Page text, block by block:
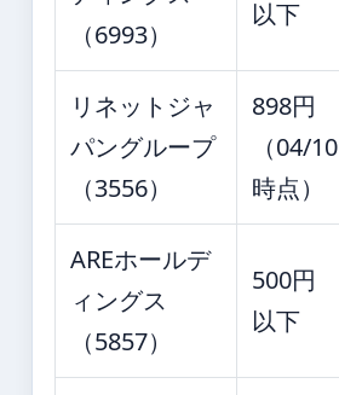
（6993）
以下
リネットジャ
パングループ
（3556）
898円
（04/10
時点）
AREホールデ
ィングス
（5857）
500円
以下